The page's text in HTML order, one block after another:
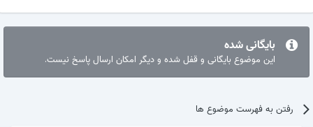
بایگانی شده
این موضوع بایگانی و قفل شده و دیگر امکان ارسال پاسخ نیست.
رفتن به فهرست موضوع ها